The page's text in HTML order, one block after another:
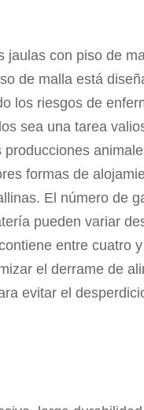
jaulas con piso de
de malla está
los riesgos de
sea una tarea
formas de
El número de
pueden variar
entre cuatro
el derrame de
evitar el